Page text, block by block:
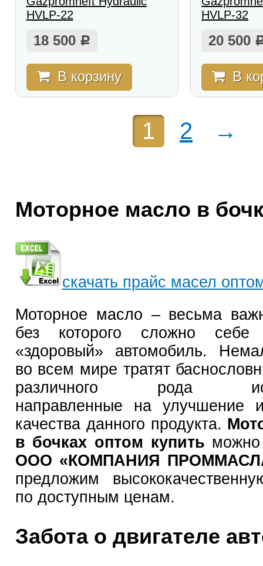
HVLP-22
18 500 Р
В корзину
HVLP-32
20 500
В
1 2 →
Моторное масло в
скачать прайс масел
Моторное масло – весьма
без которого сложно себе
«здоровый» автомобиль.
во всем мире тратят
различного рода
направленные на улучшение
качества данного продукта.
в бочках оптом купить
ООО «КОМПАНИЯ
предложим
по доступным ценам.
Забота о двигателе